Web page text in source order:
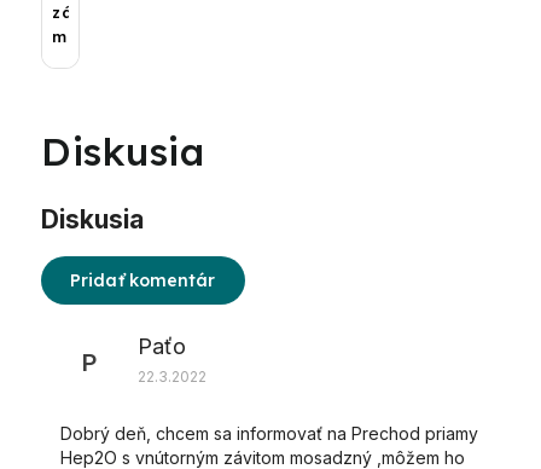
závitové
mosadzné
Diskusia
Diskusia
Pridať komentár
Výpis
diskusií
P
Paťo
22.3.2022
Dobrý deň, chcem sa informovať na Prechod priamy
Hep2O s vnútorným závitom mosadzný ,môžem ho